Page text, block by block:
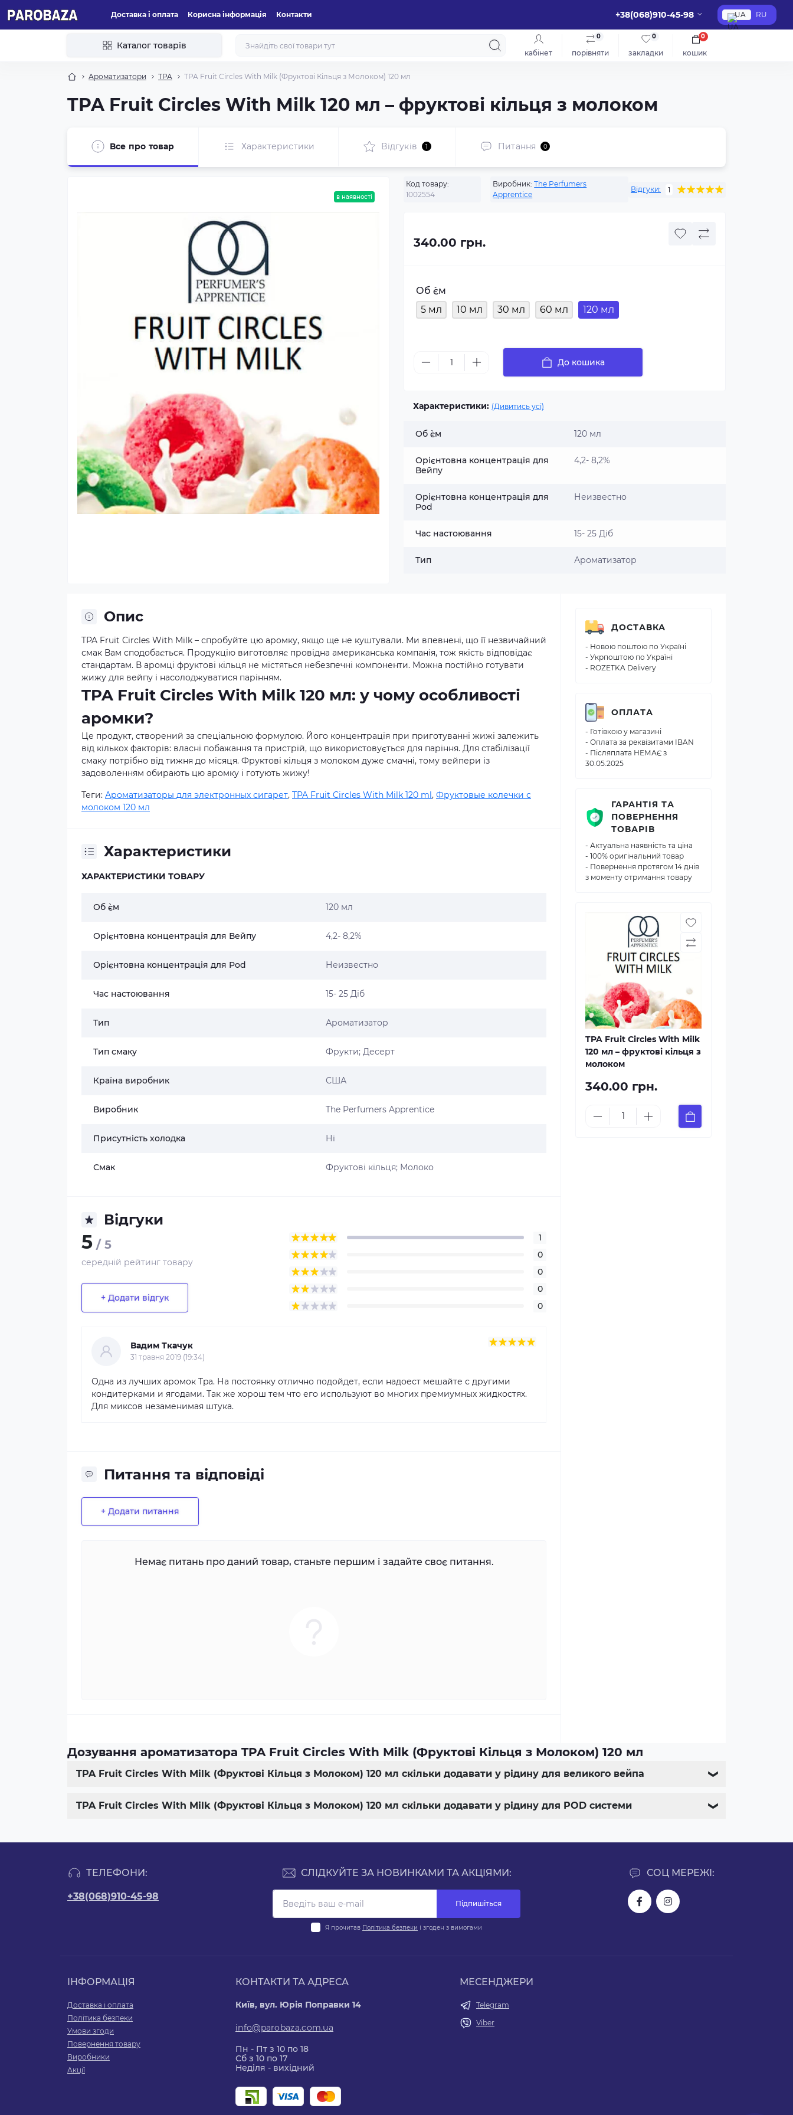
Доставка і оплата Корисна інформація Контакти +38(068)910-45-98 UA RU
Каталог товарів
кабінет порівняти
0
закладки
0
кошик
0
Ароматизатори TPA TPA Fruit Circles With Milk (Фруктові Кільця з Молоком) 120 мл
TPA Fruit Circles With Milk 120 мл – фруктові кільця з молоком
Все про товар Характеристики Відгуків 1 Питання 0
в наявності
Код товару:
1002554
Виробник: The Perfumers
Apprentice
Відгуки: 1
340.00 грн.
Об `єм
5 мл
10 мл 30 мл 60 мл 120 мл
До кошика
Характеристики: (Дивитись усі)
Об `єм 120 мл
Орієнтовна концентрація для
Вейпу
4,2- 8,2%
Орієнтовна концентрація для
Pod
Неизвестно
Час настоювання 15- 25 Діб
Тип Ароматизатор
Опис
TPA Fruit Circles With Milk – спробуйте цю аромку, якщо ще не куштували. Ми впевнені, що її незвичайний
смак Вам сподобається. Продукцію виготовляє провідна американська компанія, тож якість відповідає
стандартам. В аромці фруктові кільця не містяться небезпечні компоненти. Можна постійно готувати
жижу для вейпу і насолоджуватися парінням.
TPA Fruit Circles With Milk 120 мл: у чому особливості
аромки?
Це продукт, створений за спеціальною формулою. Його концентрація при приготуванні жижі залежить
від кількох факторів: власні побажання та пристрій, що використовується для паріння. Для стабілізації
смаку потрібно від тижня до місяця. Фруктові кільця з молоком дуже смачні, тому вейпери із
задоволенням обирають цю аромку і готують жижу!
Теги: Ароматизаторы для электронных сигарет, TPA Fruit Circles With Milk 120 ml, Фруктовые колечки с
молоком 120 мл
Характеристики
ХАРАКТЕРИСТИКИ ТОВАРУ
Об `єм 120 мл
Орієнтовна концентрація для Вейпу 4,2- 8,2%
Орієнтовна концентрація для Pod Неизвестно
Час настоювання 15- 25 Діб
Тип Ароматизатор
Тип смаку Фрукти; Десерт
Країна виробник США
Виробник The Perfumers Apprentice
Присутність холодка Ні
Смак Фруктові кільця; Молоко
Відгуки
5 / 5
середній рейтинг товару
+ Додати відгук
1
0
0
0
0
Вадим Ткачук
31 травня 2019 (19:34)
Одна из лучших аромок Tpa. На постоянку отлично подойдет, если надоест мешайте с другими
кондитерками и ягодами. Так же хорош тем что его используют во многих премиумных жидкостях.
Для миксов незаменимая штука.
Питання та відповіді
+ Додати питання
Немає питань про даний товар, станьте першим і задайте своє питання.
ДОСТАВКА
- Новою поштою по Україні
- Укрпоштою по Україні
- ROZETKA Delivery
ОПЛАТА
- Готівкою у магазині
- Оплата за реквізитами IBAN
- Післяплата НЕМАЄ з
30.05.2025
ГАРАНТІЯ ТА
ПОВЕРНЕННЯ
ТОВАРІВ
- Актуальна наявність та ціна
- 100% оригінальний товар
- Повернення протягом 14 днів
з моменту отримання товару
TPA Fruit Circles With Milk
120 мл – фруктові кільця з
молоком
340.00 грн.
Дозування ароматизатора TPA Fruit Circles With Milk (Фруктові Кільця з Молоком) 120 мл
TPA Fruit Circles With Milk (Фруктові Кільця з Молоком) 120 мл скільки додавати у рідину для великого вейпа ❯
TPA Fruit Circles With Milk (Фруктові Кільця з Молоком) 120 мл скільки додавати у рідину для POD системи ❯
ТЕЛЕФОНИ:
+38(068)910-45-98
СОЦ МЕРЕЖІ:
СЛІДКУЙТЕ ЗА НОВИНКАМИ ТА АКЦІЯМИ:
Підпишіться
Я прочитав Політика безпеки і згоден з вимогами
ІНФОРМАЦІЯ
Доставка і оплата
Політика безпеки
Умови згоди
Повернення товару
Виробники
Акції
КОНТАКТИ ТА АДРЕСА
Київ, вул. Юрія Поправки 14
info@parobaza.com.ua
Пн - Пт з 10 по 18
Сб з 10 по 17
Неділя - вихідний
МЕСЕНДЖЕРИ
Telegram
Viber